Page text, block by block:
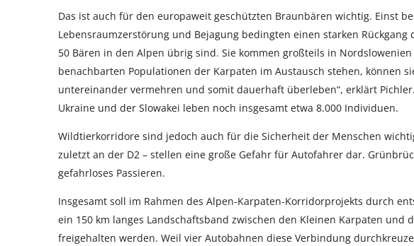
Das ist auch für den europaweit geschützten Braunbären wichtig. Einst
Lebensraumzerstörung und Bejagung bedingten einen starken
50 Bären in den Alpen übrig sind. Sie kommen großteils in
benachbarten Populationen der Karpaten im Austausch stehen, können
untereinander vermehren und somit dauerhaft überleben“, erklärt
Ukraine und der Slowakei leben noch insgesamt etwa 8.000 Individuen.
Wildtierkorridore sind jedoch auch für die Sicherheit der Menschen
zuletzt an der D2 – stellen eine große Gefahr für Autofahrer dar.
gefahrloses Passieren.
Insgesamt soll im Rahmen des Alpen-Karpaten-Korridorprojekts durch
ein 150 km langes Landschaftsband zwischen den Kleinen Karpaten und
freigehalten werden. Weil vier Autobahnen diese Verbindung